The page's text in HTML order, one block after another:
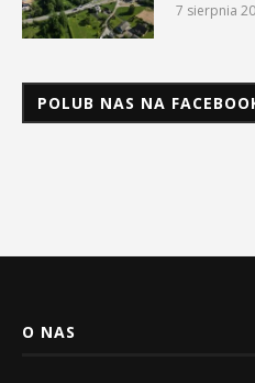
7 sierpnia
POLUB NAS NA
O NAS